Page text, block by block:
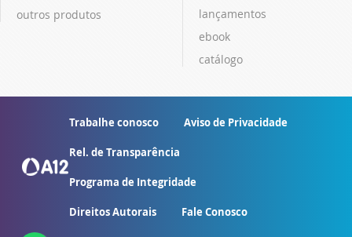
outros produtos
lançamentos
ebook
catálogo
Trabalhe conosco Aviso de Privacidade
Rel. de Transparência
Programa de Integridade
Direitos Autorais Fale Conosco